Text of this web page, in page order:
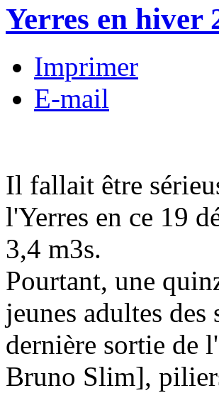
Yerres en hiver
Imprimer
E-mail
Il fallait être
l'Yerres en ce 19
3,4 m3s.
Pourtant, une
jeunes adultes
dernière sortie de
Bruno Slim],